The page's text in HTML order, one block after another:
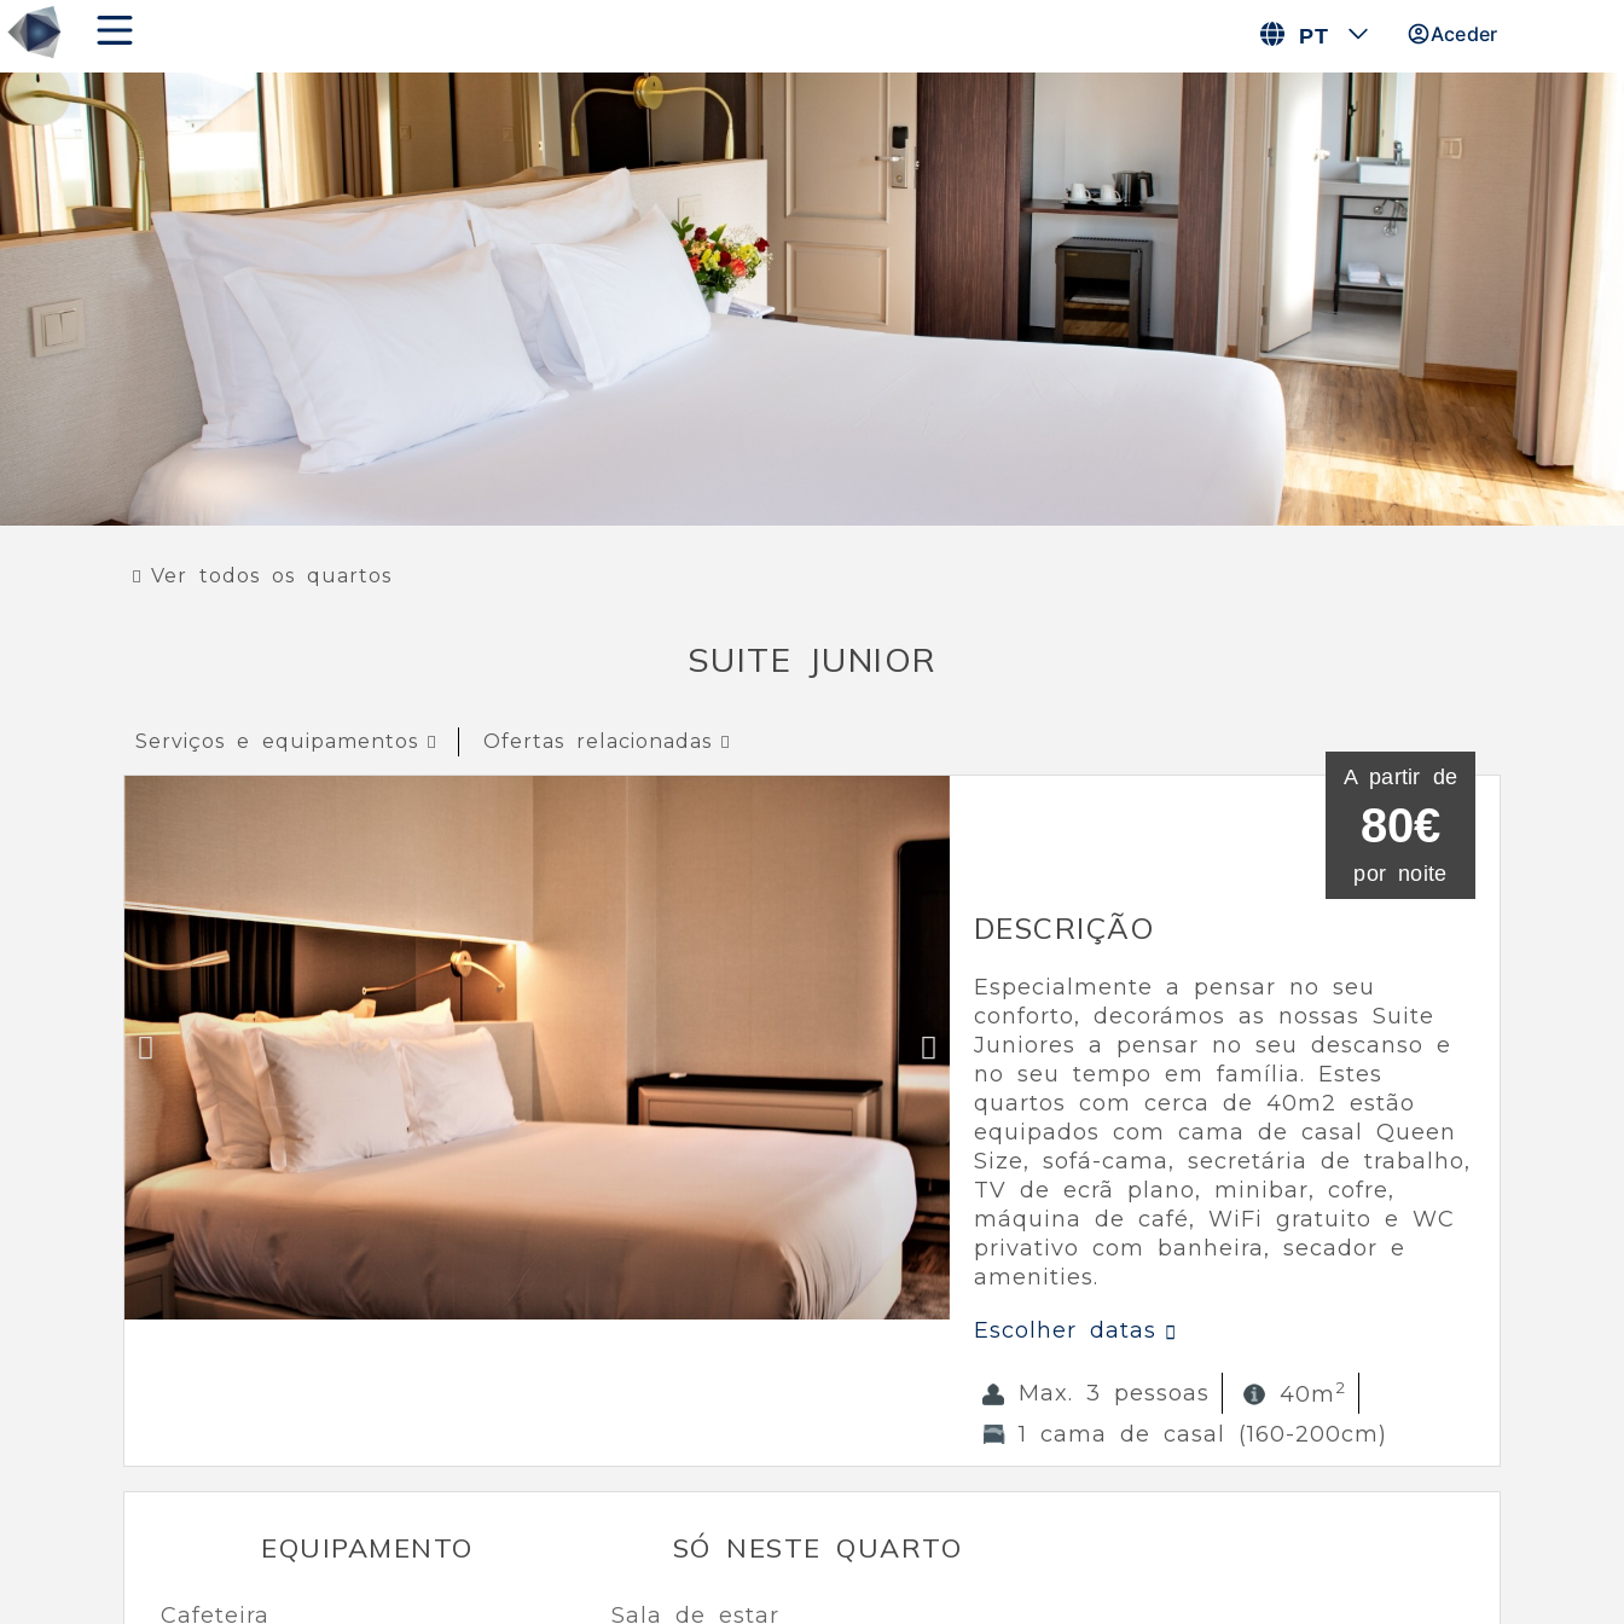
PT Aceder
Ver todos os quartos
SUITE JUNIOR
Serviços e equipamentos Ofertas relacionadas
Max. 3 pessoas 40m 2
1 cama de casal (160-200cm)
A partir de
80€
por noite
DESCRIÇÃO
Especialmente a pensar no seu
conforto, decorámos as nossas Suite
Juniores a pensar no seu descanso e
no seu tempo em família. Estes
quartos com cerca de 40m2 estão
equipados com cama de casal Queen
Size, sofá-cama, secretária de trabalho,
TV de ecrã plano, minibar, cofre,
máquina de café, WiFi gratuito e WC
privativo com banheira, secador e
amenities.
Escolher datas
EQUIPAMENTO
Cafeteira
SÓ NESTE QUARTO
Sala de estar